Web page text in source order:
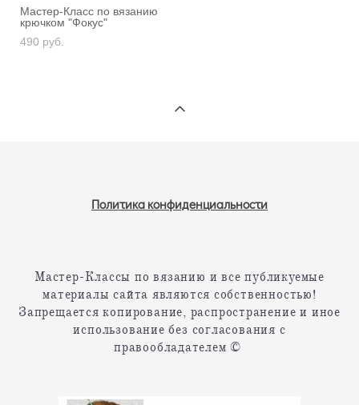
Мастер-Класс по вязанию
крючком "Фокус"
490 pуб.
Политика конфиденциальности
Мастер-Классы по вязанию и все публикуемые
материалы сайта являются собственностью!
Запрещается копирование, распространение и иное
использование без согласования с
правообладателем ©